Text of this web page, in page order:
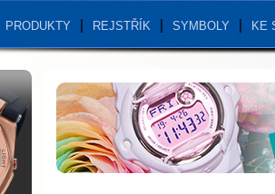
PRODUKTY REJSTŘÍK SYMBOLY KE